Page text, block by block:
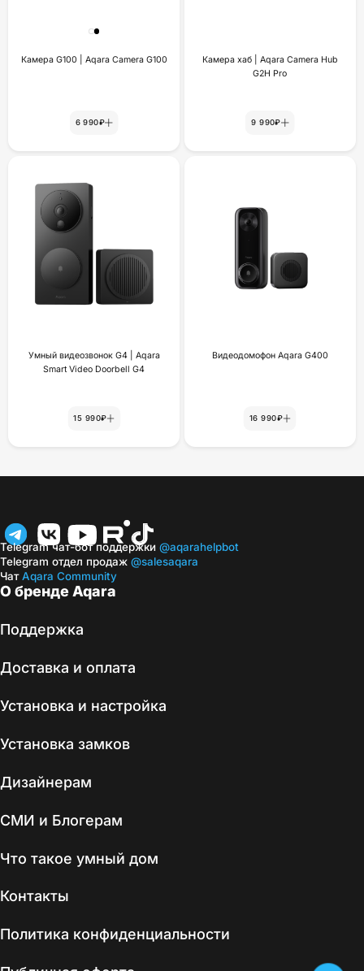
Камера G100 | Aqara Camera G100
6 990₽
Камера хаб | Aqara Camera Hub
G2H Pro
9 990₽
Умный видеозвонок G4 | Aqara
Smart Video Doorbell G4
15 990₽
Видеодомофон Aqara G400
16 990₽
О бренде Aqara
Поддержка
Доставка и оплата
Установка и настройка
Установка замков
Дизайнерам
СМИ и Блогерам
Что такое умный дом
Контакты
Политика конфиденциальности
Telegram чат-бот поддержки @aqarahelpbot
Telegram отдел продаж @salesaqara
ЧатAqara Community